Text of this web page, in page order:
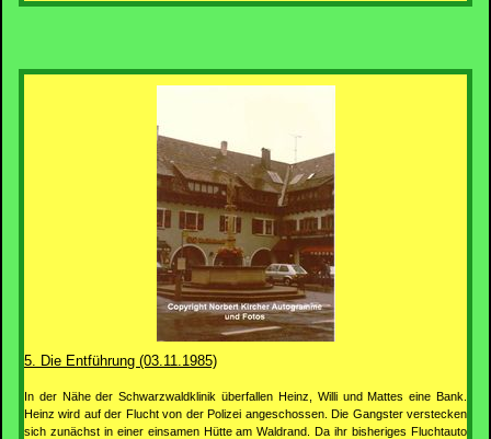
5. Die Entführung (03.11.1985)
In der Nähe der Schwarzwaldklinik überfallen Heinz, Willi und Mattes eine Bank.
Heinz wird auf der Flucht von der Polizei angeschossen. Die Gangster verstecken
sich zunächst in einer einsamen Hütte am Waldrand. Da ihr bisheriges Fluchtauto